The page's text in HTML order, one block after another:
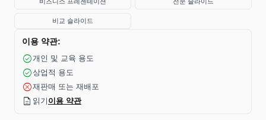
비교 슬라이드
이용 약관:
check_circle 개인 및 교육 용도
check_circle상업적 용도
cancel재판매 또는 재배포
description 읽기 이용 약관